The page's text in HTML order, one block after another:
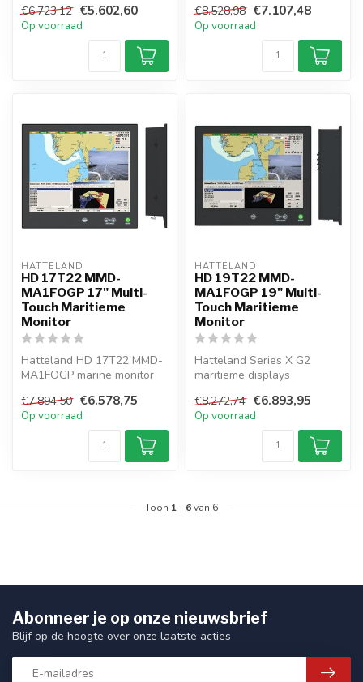
multi-touch bedienin...
€6.723,12 €5.602,60
Op voorraad
HD-beeldkwalite...
€8.528,98 €7.107,48
Op voorraad
HATTELAND
HD 17T22 MMD-
MA1FOGP 17" Multi-
Touch Maritieme
Monitor
Hatteland HD 17T22 MMD-
MA1FOGP marine monitor
control, SXGA...
€7.894,50 €6.578,75
Op voorraad
HATTELAND
HD 19T22 MMD-
MA1FOGP 19" Multi-
Touch Maritieme
Monitor
Hatteland Series X G2
maritieme displays
bediening, SXGA-...
€8.272,74 €6.893,95
Op voorraad
Toon 1 - 6van 6
Abonneer je op onze nieuwsbrief
Blijf op de hoogte over onze laatste acties